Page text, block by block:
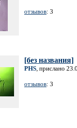
отзывов: 3
[без названия]
PHS, прислано
отзывов: 3